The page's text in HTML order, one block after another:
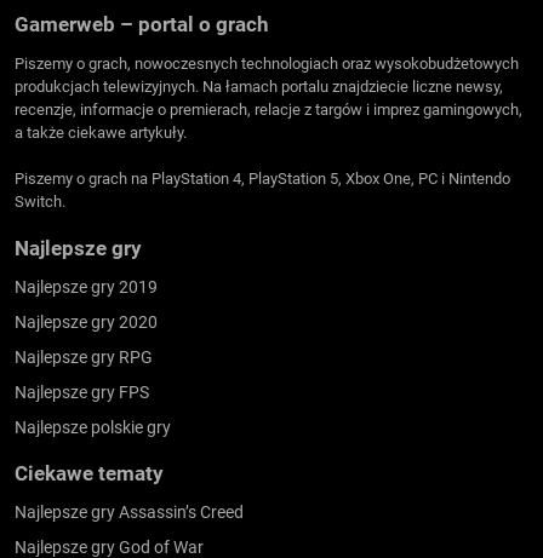
Gamerweb – portal o grach
Piszemy o grach, nowoczesnych technologiach oraz wysokobudżetowych
produkcjach telewizyjnych. Na łamach portalu znajdziecie liczne newsy,
recenzje, informacje o premierach, relacje z targów i imprez gamingowych,
a także ciekawe artykuły.
Piszemy o grach na PlayStation 4, PlayStation 5, Xbox One, PC i Nintendo
Switch.
Najlepsze gry
Najlepsze gry 2019
Najlepsze gry 2020
Najlepsze gry RPG
Najlepsze gry FPS
Najlepsze polskie gry
Ciekawe tematy
Najlepsze gry Assassin’s Creed
Najlepsze gry God of War